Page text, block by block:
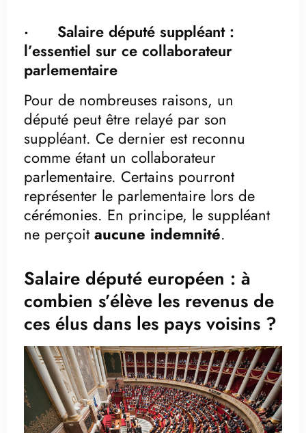
· Salaire député suppléant :
l’essentiel sur ce collaborateur
parlementaire
Pour de nombreuses raisons, un
député peut être relayé par son
suppléant. Ce dernier est reconnu
comme étant un collaborateur
parlementaire. Certains pourront
représenter le parlementaire lors de
cérémonies. En principe, le suppléant
ne perçoitaucune indemnité.
Salaire député européen : à
combien s’élève les revenus de
ces élus dans les pays voisins ?